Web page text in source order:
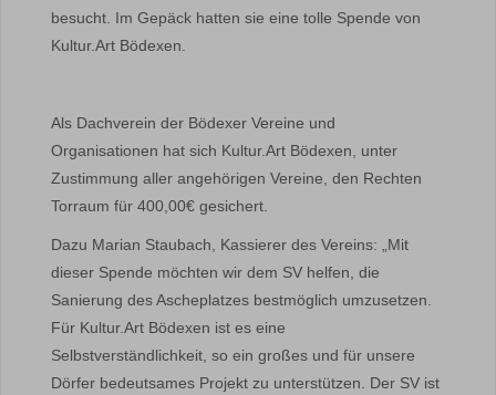
besucht. Im Gepäck hatten sie eine tolle Spende von
Kultur.Art Bödexen.
Als Dachverein der Bödexer Vereine und
Organisationen hat sich Kultur.Art Bödexen, unter
Zustimmung aller angehörigen Vereine, den Rechten
Torraum für 400,00€ gesichert.
Dazu Marian Staubach, Kassierer des Vereins: „Mit
dieser Spende möchten wir dem SV helfen, die
Sanierung des Ascheplatzes bestmöglich umzusetzen.
Für Kultur.Art Bödexen ist es eine
Selbstverständlichkeit, so ein großes und für unsere
Dörfer bedeutsames Projekt zu unterstützen. Der SV ist